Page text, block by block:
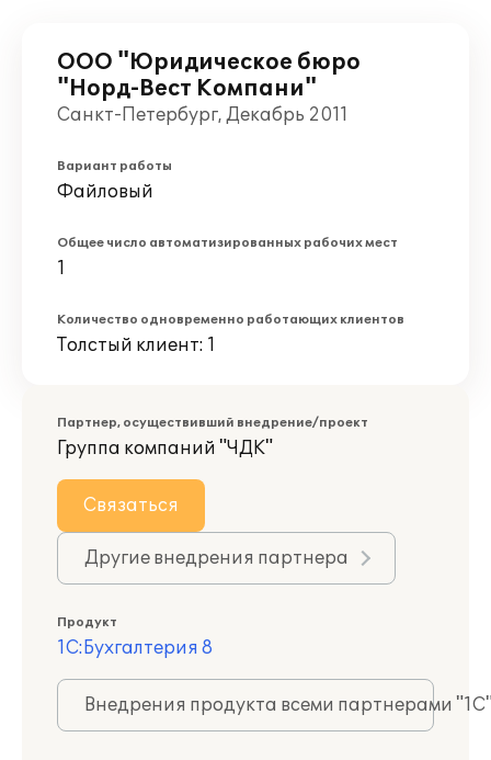
ООО "Юридическое бюро
"Норд-Вест Компани"
Санкт-Петербург, Декабрь 2011
Вариант работы
Файловый
Общее число автоматизированных рабочих мест
1
Количество одновременно работающих клиентов
Толстый клиент: 1
Партнер, осуществивший внедрение/проект
Группа компаний "ЧДК"
Связаться
Другие внедрения партнера
Продукт
1С:Бухгалтерия 8
Внедрения продукта всеми партнерами